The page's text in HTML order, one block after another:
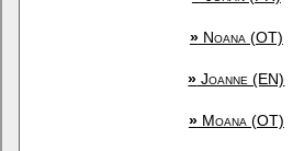
»Noana (OT)
» Joanne (EN)
»Moana (OT)